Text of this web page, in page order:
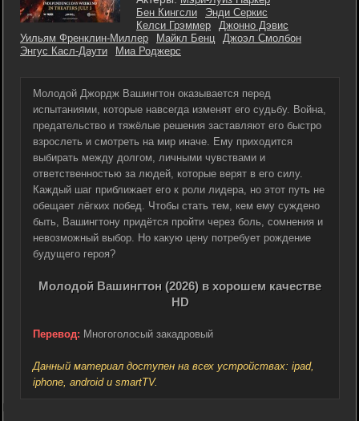
Бен Кингсли
Энди Серкис
Келси Грэммер
Джонно Дэвис
Уильям Френклин-Миллер
Майкл Бенц
Джоэл Смолбон
Энгус Касл-Даути
Миа Роджерс
Молодой Джордж Вашингтон оказывается перед
испытаниями, которые навсегда изменят его судьбу. Война,
предательство и тяжёлые решения заставляют его быстро
взрослеть и смотреть на мир иначе. Ему приходится
выбирать между долгом, личными чувствами и
ответственностью за людей, которые верят в его силу.
Каждый шаг приближает его к роли лидера, но этот путь не
обещает лёгких побед. Чтобы стать тем, кем ему суждено
быть, Вашингтону придётся пройти через боль, сомнения и
невозможный выбор. Но какую цену потребует рождение
будущего героя?
Молодой Вашингтон (2026) в хорошем качестве
HD
Перевод: Многоголосый закадровый
Данный материал доступен на всех устройствах: ipad,
iphone, android и smartTV.